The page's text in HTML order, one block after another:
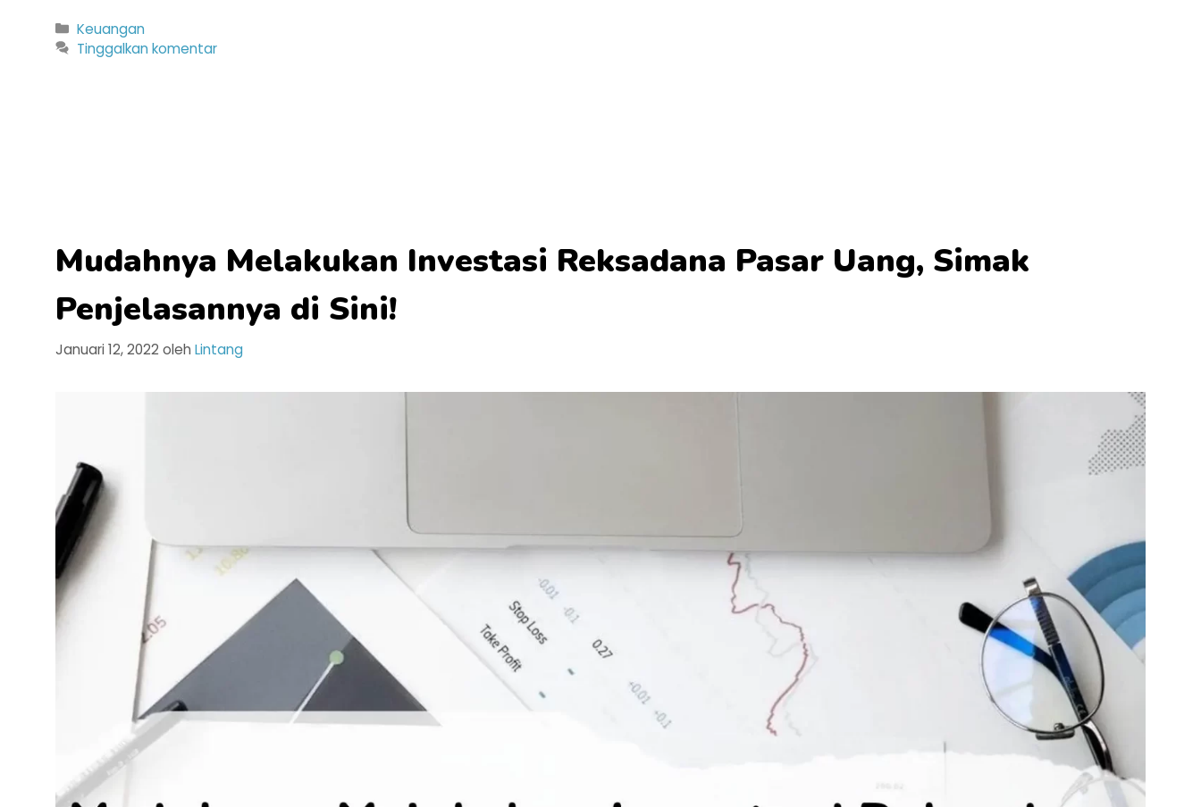
Kategori
Keuangan
Tinggalkan komentar
Mudahnya Melakukan Investasi Reksadana Pasar Uang, Simak
Penjelasannya di Sini!
Januari 12, 2022 oleh Lintang